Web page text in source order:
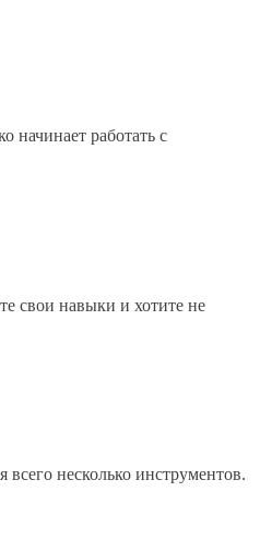
начинает работать с
свои навыки и хотите не
несколько инструментов.